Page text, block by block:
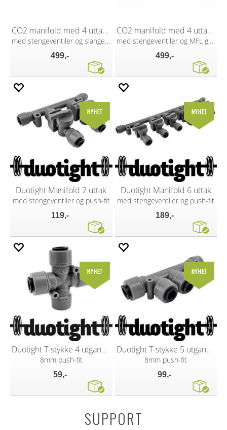
CO2 manifold med 4 uttak, 7 mm nippel
med stengeventiler og slangenippel
499,-
CO2 manifold med 4 uttak, MFL gjenger
med stengeventiler og MFL gjenger
499,-
Duotight Manifold 2 uttak
med stengeventiler og push-fit
119,-
Duotight Manifold 6 uttak
med stengeventiler og push-fit
189,-
Duotight T-stykke 4 utganger
8mm push-fit
59,-
Duotight T-stykke 5 utganger
8mm push-fit
99,-
SUPPORT